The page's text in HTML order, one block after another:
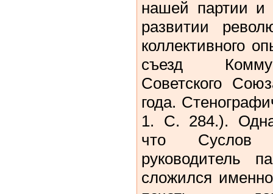
нашей партии и
развитии
коллективного
съезд
Советского
года.
1. С. 284.).
что Суслов
руководитель
сложился